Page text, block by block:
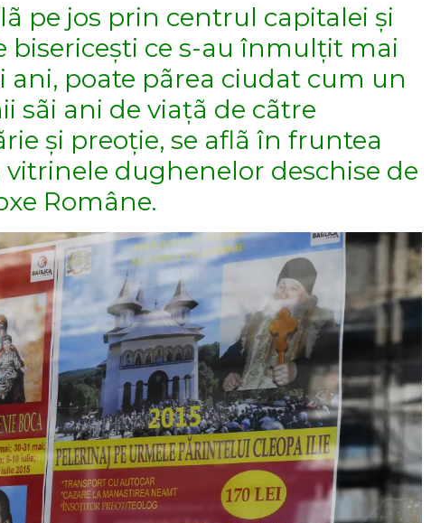
pe jos prin centrul capitalei și
bisericești ce s-au înmulțit mai
poate pãrea ciudat cum un
sãi ani de viațã de cãtre
și preoție, se aflã în fruntea
dughenelor deschise de
Române.